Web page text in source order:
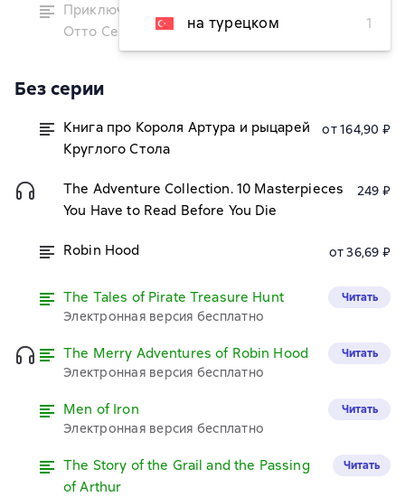
на турецком
1
Приключения Джека Баллистера.
Отто Серебряная Рука
недоступна
Без серии
Книга про Короля Артура и рыцарей
Круглого Стола
от 164,90 ₽
The Adventure Collection. 10 Masterpieces
You Have to Read Before You Die
249 ₽
Robin Hood от 36,69 ₽
The Tales of Pirate Treasure Hunt
Электронная версия бесплатно
Читать
The Merry Adventures of Robin Hood
Электронная версия бесплатно
Читать
Men of Iron
Электронная версия бесплатно
Читать
The Story of the Grail and the Passing
of Arthur
Читать